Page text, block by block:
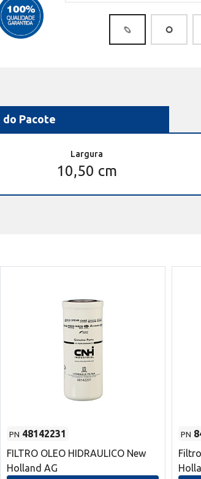
do Pacote
Largura
10,50 cm
PN 48142231
FILTRO OLEO HIDRAULICO New
Holland AG
PN